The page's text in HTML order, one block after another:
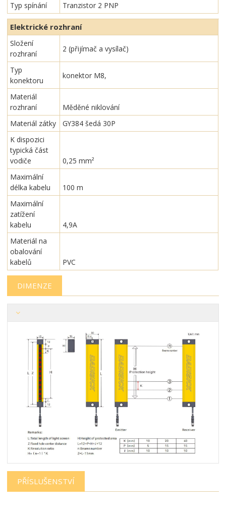
Typ spínání Tranzistor 2 PNP
Elektrické rozhraní
Složení
rozhraní
2 (přijímač a vysílač)
Typ
konektoru
konektor M8,
Materiál
rozhraní
Měděné niklování
Materiál zátky
GY384 šedá 30P
K dispozici
typická část
vodiče
0,25 mm²
Maximální
délka kabelu
100 m
Maximální
zatížení
kabelu
4,9A
Materiál na
obalování
kabelů
PVC
DIMENZE
PŘÍSLUŠENSTVÍ